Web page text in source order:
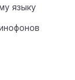
языку